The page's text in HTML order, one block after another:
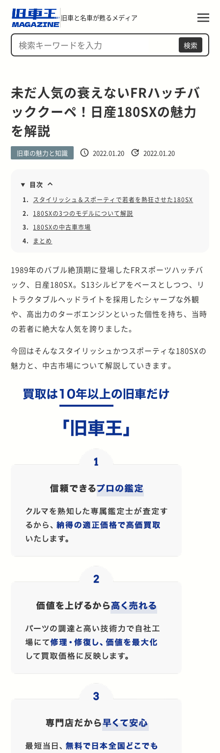
旧車と名車が甦るメディア
検索
未だ人気の衰えないFRハッチバ
ッククーペ！日産180SXの魅力
を解説
旧車の魅力と知識 2022.01.20 2022.01.20
目次
1.
スタイリッシュ＆スポーティで若者を熱狂させた180SX
2.
180SXの3つのモデルについて解説
3.
180SXの中古車市場
4.
まとめ
1989年のバブル絶頂期に登場したFRスポーツハッチバ
ック、日産180SX。S13シルビアをベースとしつつ、リ
トラクタブルヘッドライトを採用したシャープな外観
や、高出力のターボエンジンといった個性を持ち、当時
の若者に絶大な人気を誇りました。
今回はそんなスタイリッシュかつスポーティな180SXの
魅力と、中古市場について解説していきます。